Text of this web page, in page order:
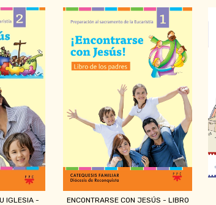
IGLESIA -
ENCONTRARSE CON JESÚS - LIBRO